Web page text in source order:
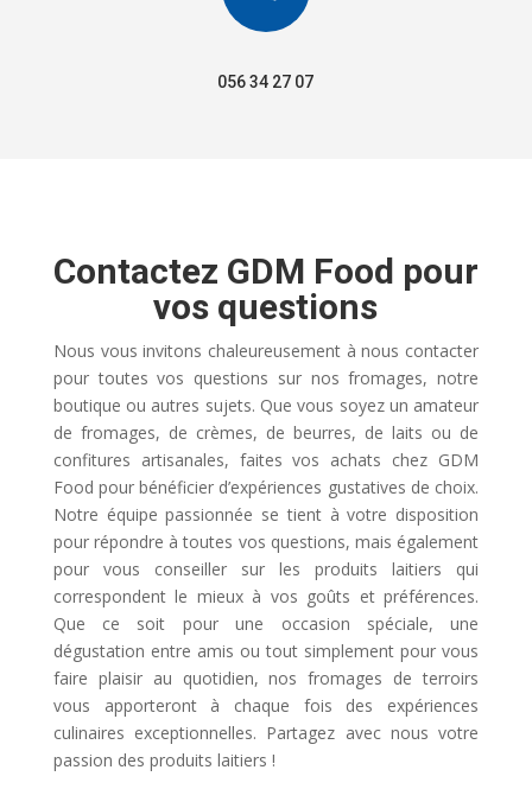
056 34 27 07
Contactez GDM Food pour
vos questions
Nous vous invitons chaleureusement à nous contacter
pour toutes vos questions sur nos fromages, notre
boutique ou autres sujets. Que vous soyez un amateur
de fromages, de crèmes, de beurres, de laits ou de
confitures artisanales, faites vos achats chez GDM
Food pour bénéficier d’expériences gustatives de choix.
Notre équipe passionnée se tient à votre disposition
pour répondre à toutes vos questions, mais également
pour vous conseiller sur les produits laitiers qui
correspondent le mieux à vos goûts et préférences.
Que ce soit pour une occasion spéciale, une
dégustation entre amis ou tout simplement pour vous
faire plaisir au quotidien, nos fromages de terroirs
vous apporteront à chaque fois des expériences
culinaires exceptionnelles. Partagez avec nous votre
passion des produits laitiers !